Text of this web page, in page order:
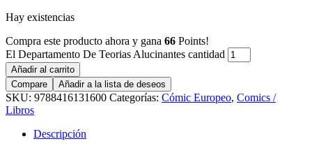
Hay existencias
Compra este producto ahora y gana 66 Points!
El Departamento De Teorias Alucinantes cantidad
Añadir al carrito
Compare
Añadir a la lista de deseos
SKU: 9788416131600 Categorías: Cómic Europeo, Comics /
Libros
Descripción